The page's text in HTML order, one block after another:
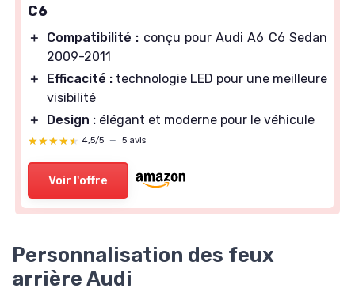
C6
＋ Compatibilité : conçu pour Audi A6 C6 Sedan
2009-2011
＋
Efficacité : technologie LED pour une meilleure
visibilité
＋
Design : élégant et moderne pour le véhicule
★★★★★
★★★★★ 4,5/5 — 5 avis
Voir l'offre
Personnalisation des feux
arrière Audi